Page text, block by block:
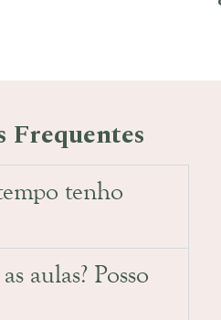
Frequentes
tenho
aulas? Posso